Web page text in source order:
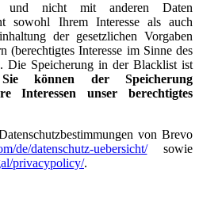
und nicht mit anderen Daten
sowohl Ihrem Interesse als auch
der gesetzlichen Vorgaben
(berechtigtes Interesse im Sinne des
Speicherung in der Blacklist ist
Sie können der Speicherung
Interessen unser berechtigtes
von Brevo
de/datenschutz-uebersicht/sowie
privacypolicy/.